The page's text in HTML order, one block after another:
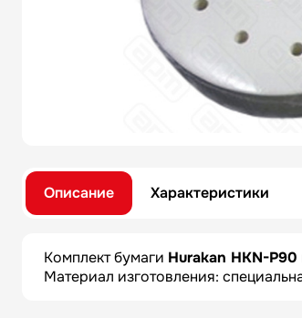
Описание Характеристики
Комплект бумаги Hurakan HKN-P90
Материал изготовления: